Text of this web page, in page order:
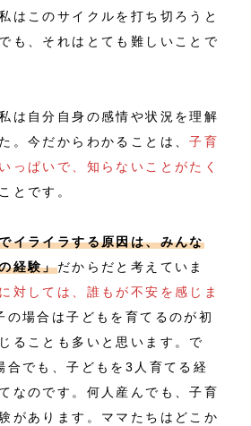
はこのサイクルを打ち切ろうと
も、それはとても難しいことで
は自分自身の感情や状況を理解
。今だからわかることは、子育
っぱいで、知らないことがたく
とです。
イライラする原因は、みんな
経験」だからだと考えていま
対しては、誰もが不安を感じま
の場合は子どもを育てるのが初
ることも多いと思います。で
合でも、子どもを3人育てる経
なのです。何人産んでも、子育
があります。ママたちはどこか